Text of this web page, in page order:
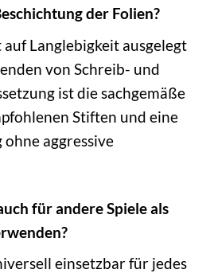
der Folien?
Langlebigkeit ausgelegt
von Schreib- und
ist die sachgemäße
Stiften und eine
aggressive
für andere Spiele als
einsetzbar für jedes